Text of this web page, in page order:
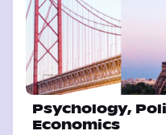
Psychology,
Economics